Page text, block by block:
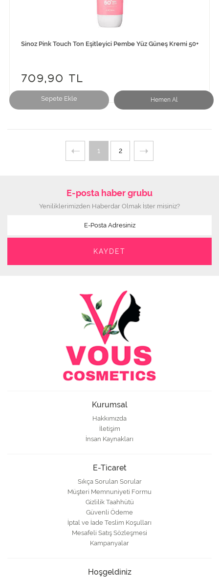
Sepete Ekle Hemen Al
Sinoz Pink Touch Ton Eşitleyici Pembe Yüz Güneş Kremi 50+
709,90 TL
1 2
E-posta haber grubu
Yeniliklerimizden Haberdar Olmak İster misiniz?
Kurumsal
Hakkımızda
İletişim
İnsan Kaynakları
E-Ticaret
Sıkça Sorulan Sorular
Müşteri Memnuniyeti Formu
Gizlilik Taahhütü
Güvenli Ödeme
İptal ve İade Teslim Koşulları
Mesafeli Satış Sözleşmesi
Kampanyalar
Hoşgeldiniz